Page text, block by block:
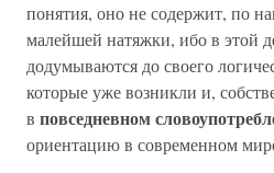
понятия, оно не содержит, по
малейшей натяжки, ибо в этой
додумываются до своего
которые уже возникли и,
в повседневном
ориентацию в современном